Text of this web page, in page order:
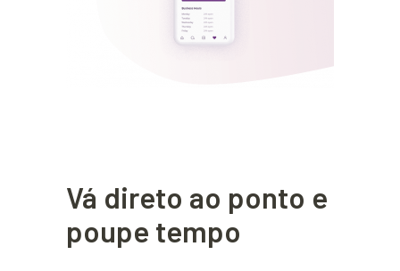
Vá direto ao ponto e
poupe tempo